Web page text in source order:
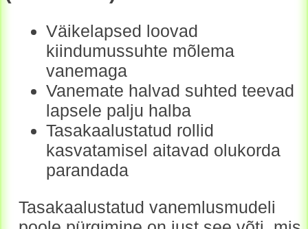
Väikelapsed loovad
kiindumussuhte mõlema
vanemaga
Vanemate halvad suhted teevad
lapsele palju halba
Tasakaalustatud rollid
kasvatamisel aitavad olukorda
parandada
Tasakaalustatud vanemlusmudeli